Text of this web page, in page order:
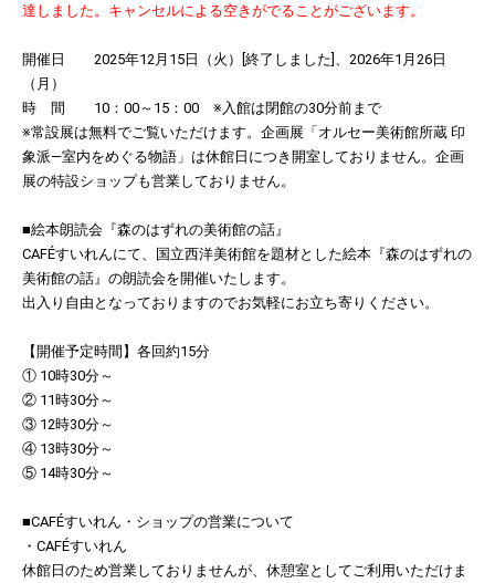
達しました。キャンセルによる空きがでることがございます。
開催日 2025年12月15日（火）[終了しました]、2026年1月26日
（月）
時 間 10：00～15：00 ※入館は閉館の30分前まで
※常設展は無料でご覧いただけます。企画展「オルセー美術館所蔵 印
象派―室内をめぐる物語」は休館日につき開室しておりません。企画
展の特設ショップも営業しておりません。
■絵本朗読会『森のはずれの美術館の話』
CAFÉすいれんにて、国立西洋美術館を題材とした絵本『森のはずれの
美術館の話』の朗読会を開催いたします。
出入り自由となっておりますのでお気軽にお立ち寄りください。
【開催予定時間】各回約15分
① 10時30分～
② 11時30分～
③ 12時30分～
④ 13時30分～
⑤ 14時30分～
■CAFÉすいれん・ショップの営業について
・CAFÉすいれん
休館日のため営業しておりませんが、休憩室としてご利用いただけま